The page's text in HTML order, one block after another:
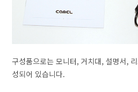
구성품으로는 모니터, 거치대, 설명서,
성되어 있습니다.